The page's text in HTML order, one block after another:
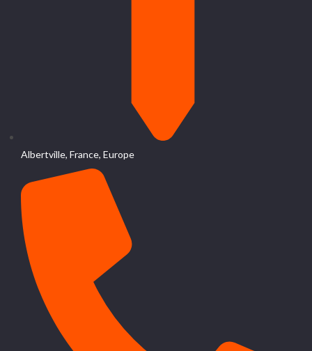
Albertville, France, Europe